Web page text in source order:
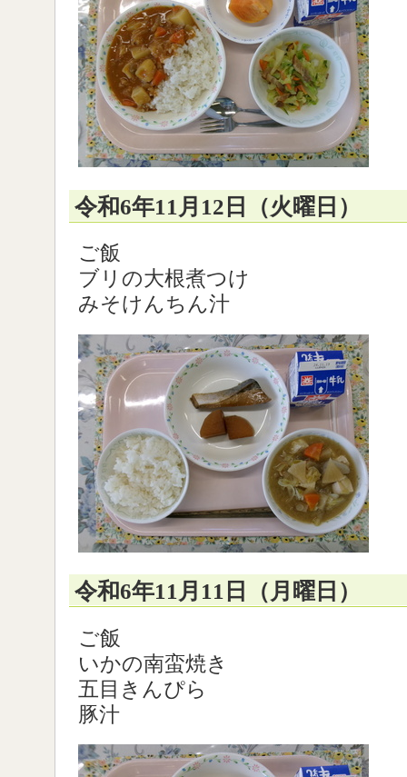
令和6年11月12日（火曜日）
ご飯
ブリの大根煮つけ
みそけんちん汁
令和6年11月11日（月曜日）
ご飯
いかの南蛮焼き
五目きんぴら
豚汁